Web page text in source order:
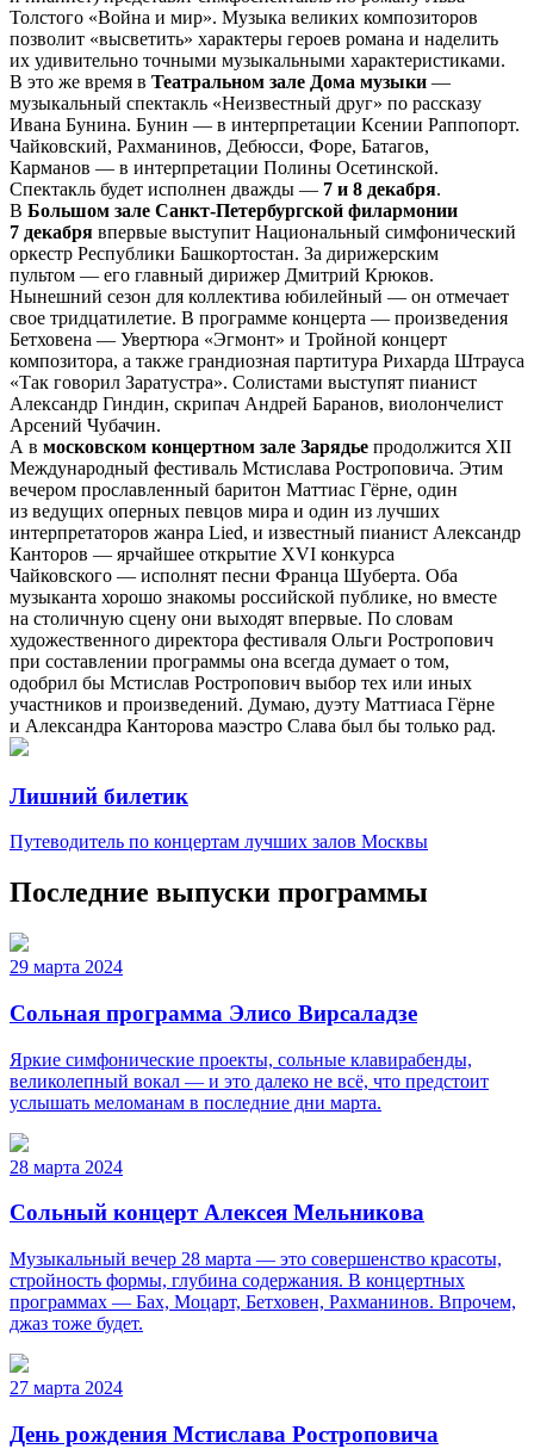
Толстого «Война и мир». Музыка великих композиторов
позволит «высветить» характеры героев романа и наделить
их удивительно точными музыкальными характеристиками.
В это же время в Театральном зале Дома музыки —
музыкальный спектакль «Неизвестный друг» по рассказу
Ивана Бунина. Бунин — в интерпретации Ксении Раппопорт.
Чайковский, Рахманинов, Дебюсси, Форе, Батагов,
Карманов — в интерпретации Полины Осетинской.
Спектакль будет исполнен дважды — 7 и 8 декабря.
В Большом зале Санкт-Петербургской филармонии
7 декабря впервые выступит Национальный симфонический
оркестр Республики Башкортостан. За дирижерским
пультом — его главный дирижер Дмитрий Крюков.
Нынешний сезон для коллектива юбилейный — он отмечает
свое тридцатилетие. В программе концерта — произведения
Бетховена — Увертюра «Эгмонт» и Тройной концерт
композитора, а также грандиозная партитура Рихарда Штрауса
«Так говорил Заратустра». Солистами выступят пианист
Александр Гиндин, скрипач Андрей Баранов, виолончелист
Арсений Чубачин.
А в московском концертном зале Зарядье продолжится ХII
Международный фестиваль Мстислава Ростроповича. Этим
вечером прославленный баритон Маттиас Гёрне, один
из ведущих оперных певцов мира и один из лучших
интерпретаторов жанра Lied, и известный пианист Александр
Канторов — ярчайшее открытие ХVI конкурса
Чайковского — исполнят песни Франца Шуберта. Оба
музыканта хорошо знакомы российской публике, но вместе
на столичную сцену они выходят впервые. По словам
художественного директора фестиваля Ольги Ростропович
при составлении программы она всегда думает о том,
одобрил бы Мстислав Ростропович выбор тех или иных
участников и произведений. Думаю, дуэту Маттиаса Гёрне
и Александра Канторова маэстро Слава был бы только рад.
Лишний билетик
Путеводитель по концертам лучших залов Москвы
Последние выпуски программы
29 марта 2024
Сольная программа Элисо Вирсаладзе
Яркие симфонические проекты, сольные клавирабенды,
великолепный вокал — и это далеко не всё, что предстоит
услышать меломанам в последние дни марта.
28 марта 2024
Сольный концерт Алексея Мельникова
Музыкальный вечер 28 марта — это совершенство красоты,
стройность формы, глубина содержания. В концертных
программах — Бах, Моцарт, Бетховен, Рахманинов. Впрочем,
джаз тоже будет.
27 марта 2024
День рождения Мстислава Ростроповича